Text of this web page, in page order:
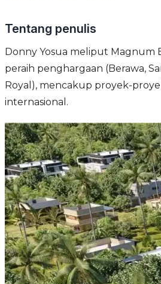
Tentang penulis
Donny Yosua meliput Magnum
peraih penghargaan (Berawa,
Royal), mencakup proyek-
internasional.